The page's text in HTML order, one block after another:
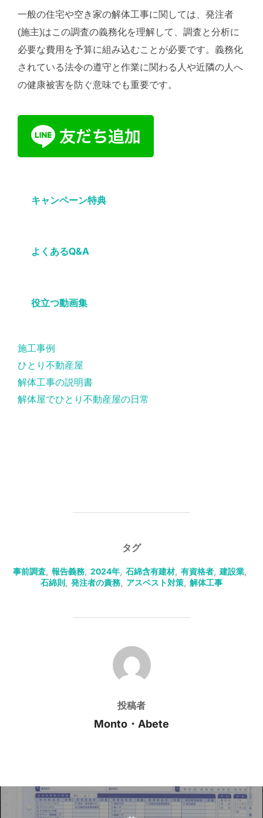
一般の住宅や空き家の解体工事に関しては、発注者
(施主)はこの調査の義務化を理解して、調査と分析に
必要な費用を予算に組み込むことが必要です。義務化
されている法令の遵守と作業に関わる人や近隣の人へ
の健康被害を防ぐ意味でも重要です。
キャンペーン特典
よくあるQ&A
役立つ動画集
施工事例
ひとり不動産屋
解体工事の説明書
解体屋でひとり不動産屋の日常
タグ
事前調査, 報告義務, 2024年, 石綿含有建材, 有資格者, 建設業,
石綿則 , 発注者の責務, アスベスト対策, 解体工事
投稿者
投稿者
Monto・Abete